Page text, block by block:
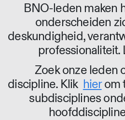
BNO-leden maken
onderscheiden
deskundigheid,
professionaliteit.
Zoek onze leden
discipline. Klik hierom
subdisciplines